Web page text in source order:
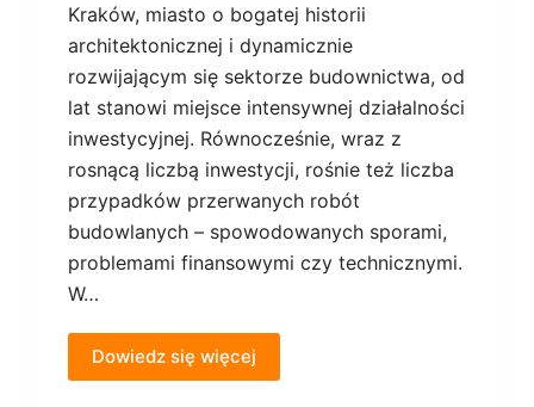
Kraków, miasto o bogatej historii
architektonicznej i dynamicznie
rozwijającym się sektorze budownictwa, od
lat stanowi miejsce intensywnej działalności
inwestycyjnej. Równocześnie, wraz z
rosnącą liczbą inwestycji, rośnie też liczba
przypadków przerwanych robót
budowlanych – spowodowanych sporami,
problemami finansowymi czy technicznymi.
W…
Dowiedz się więcej